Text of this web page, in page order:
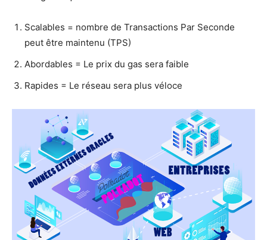
Scalables = nombre de Transactions Par Seconde
peut être maintenu (TPS)
Abordables = Le prix du gas sera faible
Rapides = Le réseau sera plus véloce